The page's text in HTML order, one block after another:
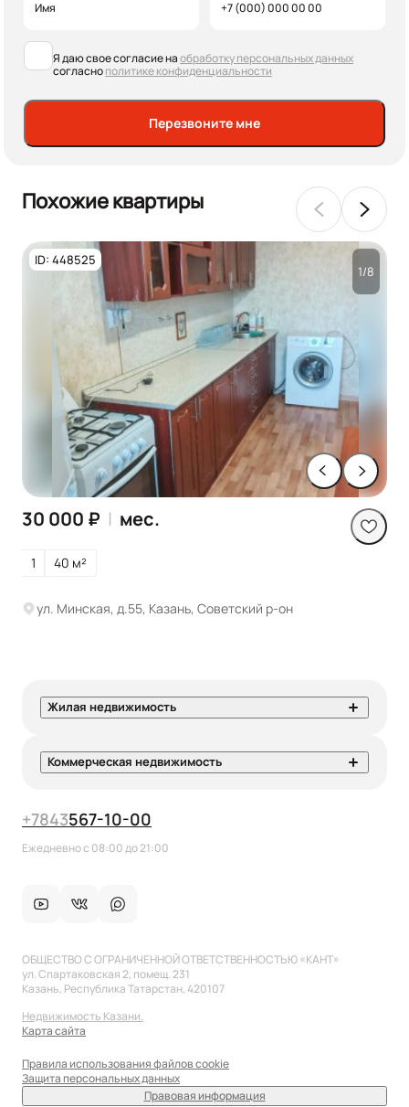
Я даю свое согласие наобработку персональных данных
согласнополитике конфиденциальности
Перезвоните мне
Похожие квартиры
ID: 448525
1/8
30 000 ₽ | мес.
1 40 м²
ул. Минская, д.55, Казань, Советский р-он
Жилая недвижимость
Коммерческая недвижимость
+7843567-10-00
Ежедневно с 08:00 до 21:00
ОБЩЕСТВО С ОГРАНИЧЕННОЙ ОТВЕТСТВЕННОСТЬЮ «КАНТ»
ул. Спартаковская 2, помещ. 231
Казань, Республика Татарстан, 420107
Недвижимость Казани.
Карта сайта
Правила использования файлов cookie
Защита персональных данных
Правовая информация